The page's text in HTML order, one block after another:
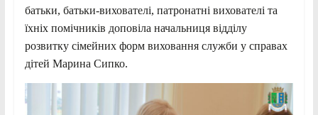
батьки, батьки-вихователі, патронатні вихователі та
їхніх помічників доповіла начальниця відділу
розвитку сімейних форм виховання служби у справах
дітей Марина Сипко.